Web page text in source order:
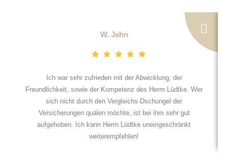
W. Jahn
Ich war sehr zufrieden mit der Abwicklung, der
Freundlichkeit, sowie der Kompetenz des Herrn Lüdtke. Wer
sich nicht durch den Vergleichs-Dschungel der
Versicherungen quälen möchte, ist bei ihm sehr gut
aufgehoben. Ich kann Herrn Lüdtke uneingeschränkt
weiterempfehlen!